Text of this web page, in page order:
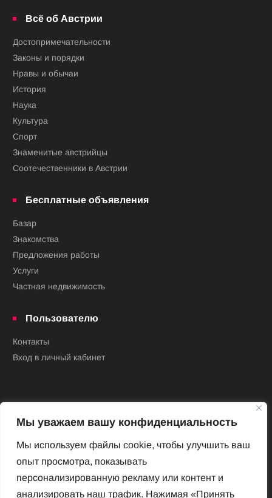
Мы уважаем вашу конфиденциальность
Мы используем файлы cookie, чтобы улучшить ваш
опыт просмотра, показывать
персонализированную рекламу или контент и
анализировать наш трафик. Нажимая «Принять
Всё об Австрии
Достопримечательности
Законы и порядки
Нравы и обычаи
История
Наука
Культура
Спорт
Знаменитые австрийцы
Соотечественники в Австрии
Бесплатные объявления
Базар
Знакомства
Предложения работы
Услуги
Частная недвижимость
Пользователю
Контакты
Вход в личный кабинет
Новый Венский журнал
Архив номеров